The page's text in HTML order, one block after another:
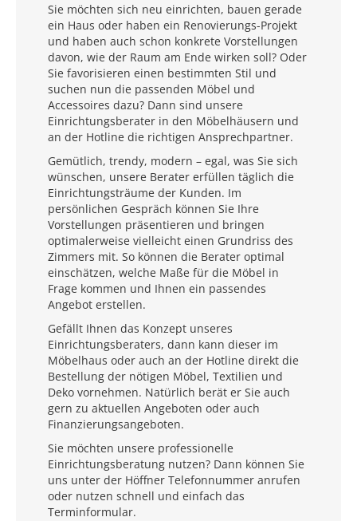
Sie möchten sich neu einrichten, bauen gerade
ein Haus oder haben ein Renovierungs-Projekt
und haben auch schon konkrete Vorstellungen
davon, wie der Raum am Ende wirken soll? Oder
Sie favorisieren einen bestimmten Stil und
suchen nun die passenden Möbel und
Accessoires dazu? Dann sind unsere
Einrichtungsberater in den Möbelhäusern und
an der Hotline die richtigen Ansprechpartner.
Gemütlich, trendy, modern – egal, was Sie sich
wünschen, unsere Berater erfüllen täglich die
Einrichtungsträume der Kunden. Im
persönlichen Gespräch können Sie Ihre
Vorstellungen präsentieren und bringen
optimalerweise vielleicht einen Grundriss des
Zimmers mit. So können die Berater optimal
einschätzen, welche Maße für die Möbel in
Frage kommen und Ihnen ein passendes
Angebot erstellen.
Gefällt Ihnen das Konzept unseres
Einrichtungsberaters, dann kann dieser im
Möbelhaus oder auch an der Hotline direkt die
Bestellung der nötigen Möbel, Textilien und
Deko vornehmen. Natürlich berät er Sie auch
gern zu aktuellen Angeboten oder auch
Finanzierungsangeboten.
Sie möchten unsere professionelle
Einrichtungsberatung nutzen? Dann können Sie
uns unter der Höffner Telefonnummer anrufen
oder nutzen schnell und einfach das
Terminformular.